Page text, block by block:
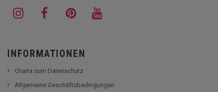
INFORMATIONEN
Charta zum Datenschutz
Allgemeine Geschäftsbedingungen